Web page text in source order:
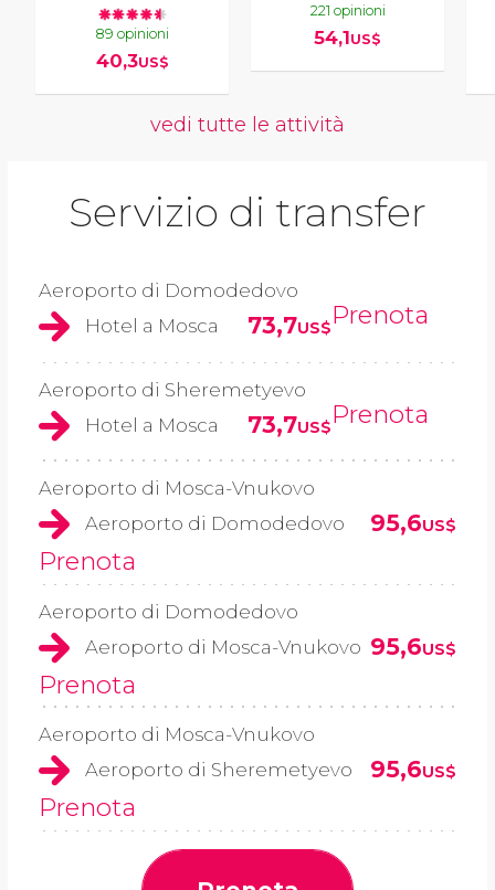
89 opinioni
40,3US$
221 opinioni
54,1US$
vedi tutte le attività
Servizio di transfer
Aeroporto di Domodedovo
Hotel a Mosca
73,7US$Prenota
Aeroporto di Sheremetyevo
Hotel a Mosca
73,7US$Prenota
Aeroporto di Mosca-Vnukovo
Aeroporto di Domodedovo
95,6US$
Prenota
Aeroporto di Domodedovo
Aeroporto di Mosca-Vnukovo 95,6US$
Prenota
Aeroporto di Mosca-Vnukovo
Aeroporto di Sheremetyevo
95,6US$
Prenota